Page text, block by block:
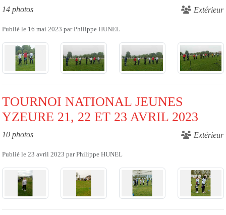
14 photos Extérieur
Publié le 16 mai 2023 parPhilippe HUNEL
TOURNOI NATIONAL JEUNES
YZEURE 21, 22 ET 23 AVRIL 2023
10 photos Extérieur
Publié le 23 avril 2023 parPhilippe HUNEL